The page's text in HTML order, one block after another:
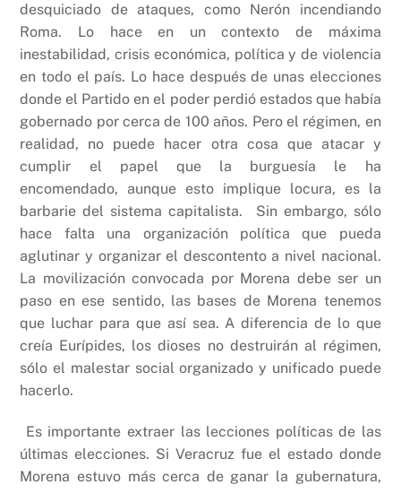
desquiciado de ataques, como Nerón incendiando
Roma. Lo hace en un contexto de máxima
inestabilidad, crisis económica, política y de violencia
en todo el país. Lo hace después de unas elecciones
donde el Partido en el poder perdió estados que había
gobernado por cerca de 100 años. Pero el régimen, en
realidad, no puede hacer otra cosa que atacar y
cumplir el papel que la burguesía le ha
encomendado, aunque esto implique locura, es la
barbarie del sistema capitalista. Sin embargo, sólo
hace falta una organización política que pueda
aglutinar y organizar el descontento a nivel nacional.
La movilización convocada por Morena debe ser un
paso en ese sentido, las bases de Morena tenemos
que luchar para que así sea. A diferencia de lo que
creía Eurípides, los dioses no destruirán al régimen,
sólo el malestar social organizado y unificado puede
hacerlo.
Es importante extraer las lecciones políticas de las
últimas elecciones. Si Veracruz fue el estado donde
Morena estuvo más cerca de ganar la gubernatura,